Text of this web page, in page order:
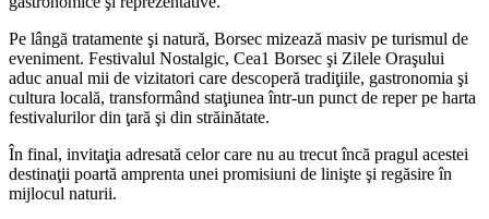
Pe lângă tratamente şi natură, Borsec mizează masiv pe turismul de
eveniment. Festivalul Nostalgic, Cea1 Borsec şi Zilele Oraşului
aduc anual mii de vizitatori care descoperă tradiţiile, gastronomia şi
cultura locală, transformând staţiunea într-un punct de reper pe harta
festivalurilor din ţară şi din străinătate.
În final, invitaţia adresată celor care nu au trecut încă pragul acestei
destinaţii poartă amprenta unei promisiuni de linişte şi regăsire în
mijlocul naturii.